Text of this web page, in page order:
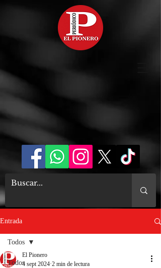
Entrada
Todos
Todos
El Pionero
4 sept 2024 2 min de lectura